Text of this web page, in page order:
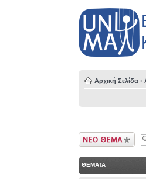
Αρχική Σελίδα ‹
Δημιουργία νέου
θέματος
ΘΕΜΑΤΑ